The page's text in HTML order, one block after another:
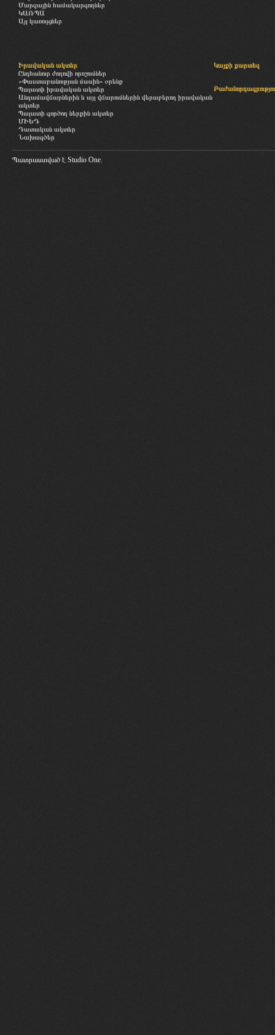
Մարզային համակարգողներ
ԿԱՌՊԱ
Այլ կառույցներ
Իրավական ակտեր
Ընդհանուր ժողովի որոշումներ
«Փաստաբանության մասին» օրենք
Պալատի իրավական ակտեր
Անդամավճարներին և այլ վճարումներին վերաբերող իրավական
ակտեր
Պալատի գործող ներքին ակտեր
ՄԻԵԴ
Դատական ակտեր
Նախագծեր
Կայքի քարտեզ
Պատրաստված է Studio One.